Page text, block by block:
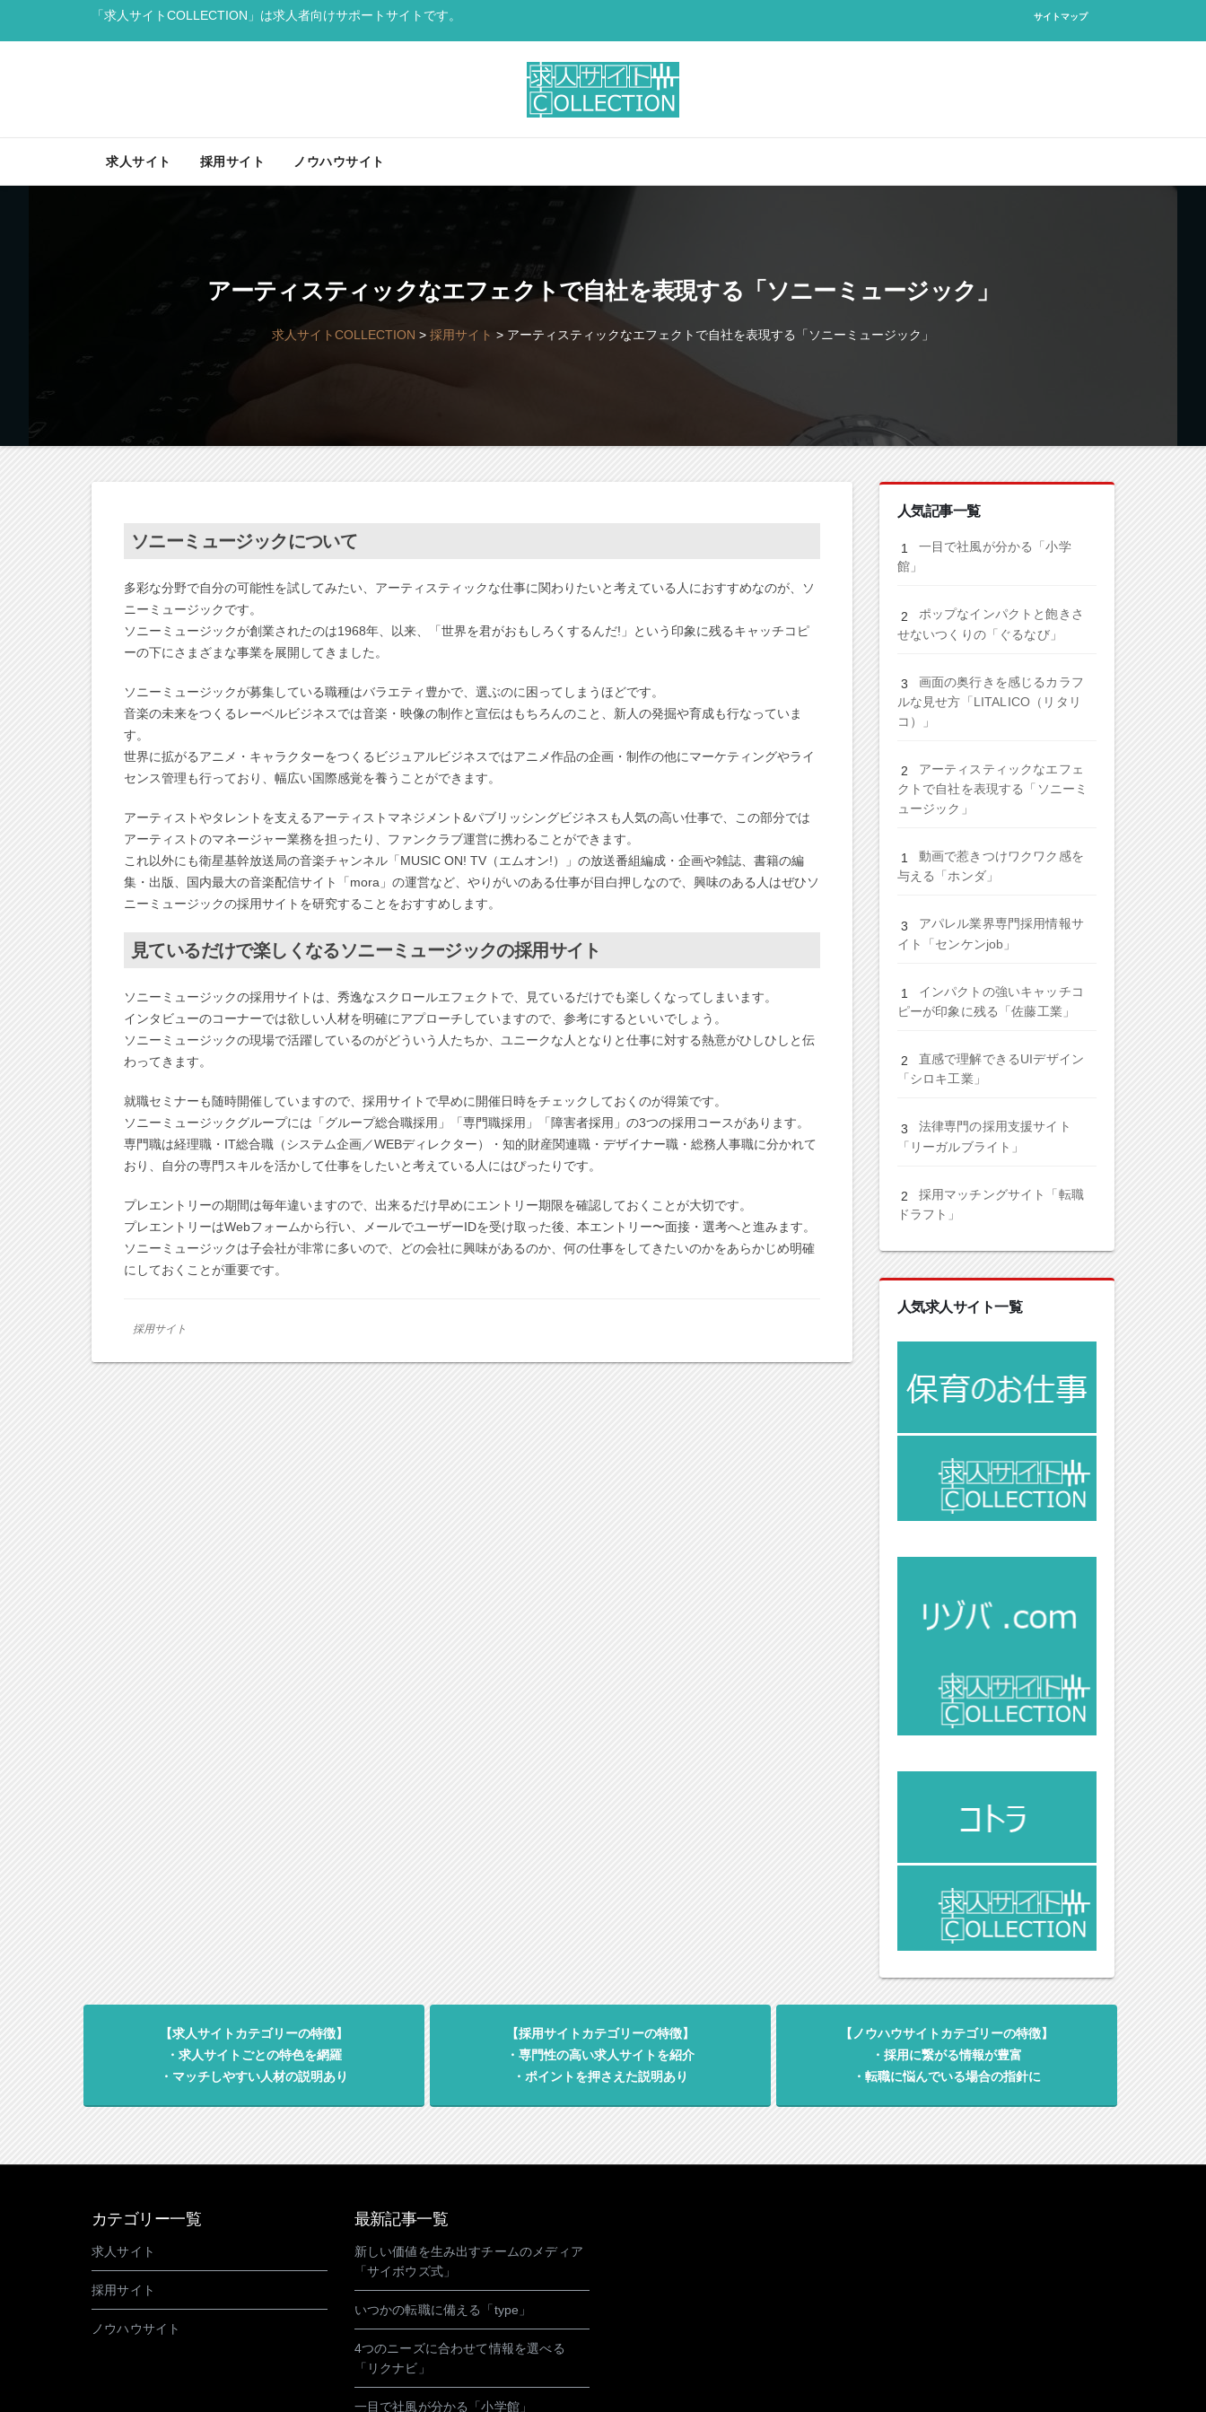
「求人サイトCOLLECTION」は求人者向けサポートサイトです。 サイトマップ
求人サイト 採用サイト ノウハウサイト
アーティスティックなエフェクトで自社を表現する「ソニーミュージック」
求人サイトCOLLECTION > 採用サイト > アーティスティックなエフェクトで自社を表現する「ソニーミュージック」
ソニーミュージックについて
多彩な分野で自分の可能性を試してみたい、アーティスティックな仕事に関わりたいと考えている人におすすめなのが、ソ
ニーミュージックです。
ソニーミュージックが創業されたのは1968年、以来、「世界を君がおもしろくするんだ!」という印象に残るキャッチコピ
ーの下にさまざまな事業を展開してきました。
ソニーミュージックが募集している職種はバラエティ豊かで、選ぶのに困ってしまうほどです。
音楽の未来をつくるレーベルビジネスでは音楽・映像の制作と宣伝はもちろんのこと、新人の発掘や育成も行なっていま
す。
世界に拡がるアニメ・キャラクターをつくるビジュアルビジネスではアニメ作品の企画・制作の他にマーケティングやライ
センス管理も行っており、幅広い国際感覚を養うことができます。
アーティストやタレントを支えるアーティストマネジメント&パブリッシングビジネスも人気の高い仕事で、この部分では
アーティストのマネージャー業務を担ったり、ファンクラブ運営に携わることができます。
これ以外にも衛星基幹放送局の音楽チャンネル「MUSIC ON! TV（エムオン!）」の放送番組編成・企画や雑誌、書籍の編
集・出版、国内最大の音楽配信サイト「mora」の運営など、やりがいのある仕事が目白押しなので、興味のある人はぜひソ
ニーミュージックの採用サイトを研究することをおすすめします。
見ているだけで楽しくなるソニーミュージックの採用サイト
ソニーミュージックの採用サイトは、秀逸なスクロールエフェクトで、見ているだけでも楽しくなってしまいます。
インタビューのコーナーでは欲しい人材を明確にアプローチしていますので、参考にするといいでしょう。
ソニーミュージックの現場で活躍しているのがどういう人たちか、ユニークな人となりと仕事に対する熱意がひしひしと伝
わってきます。
就職セミナーも随時開催していますので、採用サイトで早めに開催日時をチェックしておくのが得策です。
ソニーミュージックグループには「グループ総合職採用」「専門職採用」「障害者採用」の3つの採用コースがあります。
専門職は経理職・IT総合職（システム企画／WEBディレクター）・知的財産関連職・デザイナー職・総務人事職に分かれて
おり、自分の専門スキルを活かして仕事をしたいと考えている人にはぴったりです。
プレエントリーの期間は毎年違いますので、出来るだけ早めにエントリー期限を確認しておくことが大切です。
プレエントリーはWebフォームから行い、メールでユーザーIDを受け取った後、本エントリー〜面接・選考へと進みます。
ソニーミュージックは子会社が非常に多いので、どの会社に興味があるのか、何の仕事をしてきたいのかをあらかじめ明確
にしておくことが重要です。
採用サイト
人気記事一覧
一目で社風が分かる「小学
館」
ポップなインパクトと飽きさ
せないつくりの「ぐるなび」
画面の奥行きを感じるカラフ
ルな見せ方「LITALICO（リタリ
コ）」
アーティスティックなエフェ
クトで自社を表現する「ソニーミ
ュージック」
動画で惹きつけワクワク感を
与える「ホンダ」
アパレル業界専門採用情報サ
イト「センケンjob」
インパクトの強いキャッチコ
ピーが印象に残る「佐藤工業」
直感で理解できるUIデザイン
「シロキ工業」
法律専門の採用支援サイト
「リーガルブライト」
採用マッチングサイト「転職
ドラフト」
人気求人サイト一覧
【求人サイトカテゴリーの特徴】
・求人サイトごとの特色を網羅
・マッチしやすい人材の説明あり
【採用サイトカテゴリーの特徴】
・専門性の高い求人サイトを紹介
・ポイントを押さえた説明あり
【ノウハウサイトカテゴリーの特徴】
・採用に繋がる情報が豊富
・転職に悩んでいる場合の指針に
カテゴリー一覧
求人サイト
採用サイト
ノウハウサイト
最新記事一覧
新しい価値を生み出すチームのメディア
「サイボウズ式」
いつかの転職に備える「type」
4つのニーズに合わせて情報を選べる
「リクナビ」
一目で社風が分かる「小学館」